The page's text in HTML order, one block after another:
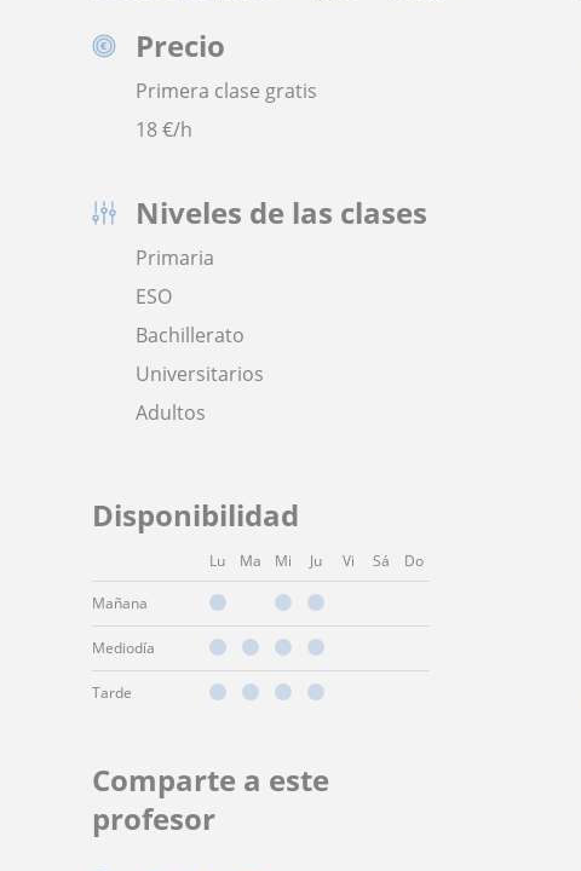
Precio
Primera clase gratis
18€/h
Niveles de las clases
Primaria
ESO
Bachillerato
Universitarios
Adultos
Disponibilidad
Lu Ma Mi Ju Vi Sá Do
Mañana
Mediodía
Tarde
Comparte a este
profesor